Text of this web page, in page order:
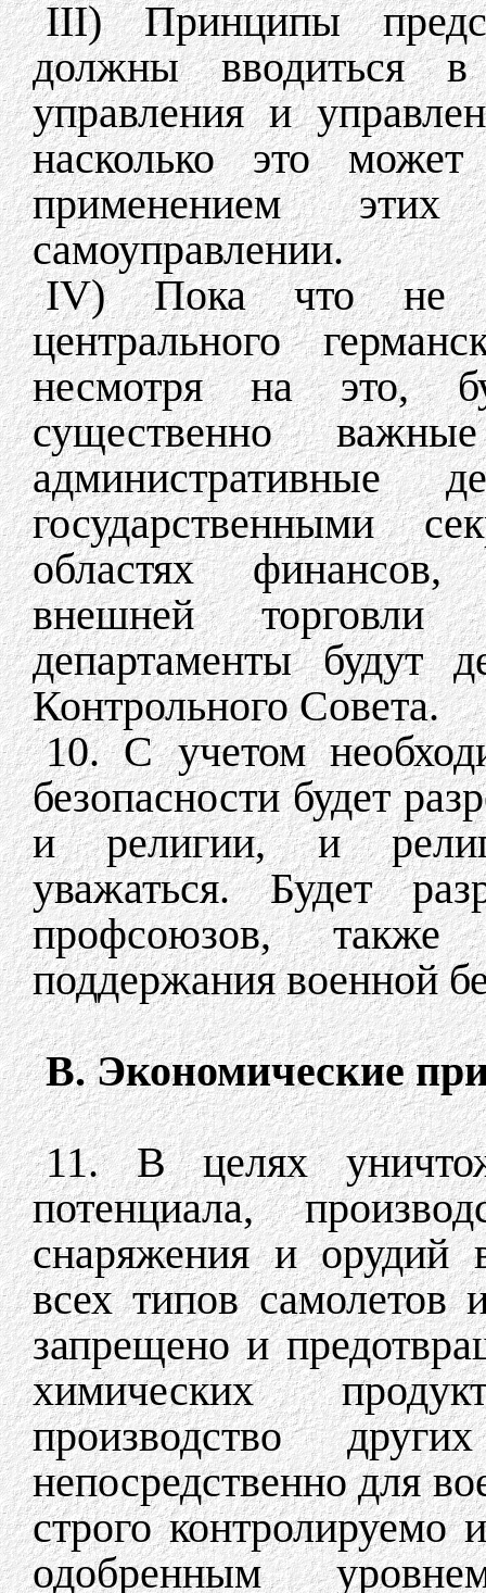
III) Принципы
должны вводиться в
управления и
насколько это
применением
самоуправлении.
IV) Пока что не
центрального
несмотря на это,
существенно
административные
государственными
областях финансов,
внешней
департаменты будут
Контрольного Совета.
10. С учетом
безопасности будет
и религии, и
уважаться. Будет
профсоюзов,
поддержания военной
В. Экономические
11. В целях
потенциала,
снаряжения и орудий
всех типов
запрещено и
химических
производство
непосредственно для
строго контролируемо
одобренным